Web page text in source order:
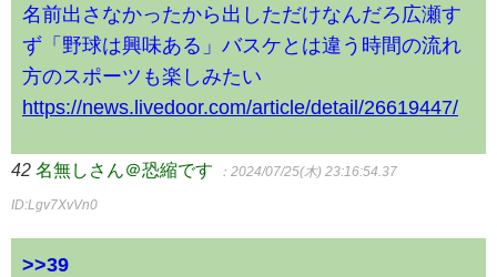
名前出さなかったから出しただけなんだろ広瀬す
ず「野球は興味ある」バスケとは違う時間の流れ
方のスポーツも楽しみたい
https://news.livedoor.com/article/detail/26619447/
42 名無しさん＠恐縮です ：2024/07/25(木) 23:16:54.37
ID:Lgv7XvVn0
>>39